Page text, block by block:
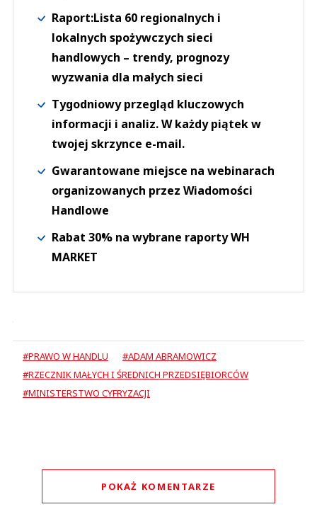
Raport:Lista 60 regionalnych i
lokalnych spożywczych sieci
handlowych – trendy, prognozy
wyzwania dla małych sieci
Tygodniowy przegląd kluczowych
informacji i analiz. W każdy piątek w
twojej skrzynce e-mail.
Gwarantowane miejsce na webinarach
organizowanych przez Wiadomości
Handlowe
Rabat 30% na wybrane raporty WH
MARKET
#PRAWO W HANDLU
#ADAM ABRAMOWICZ
#RZECZNIK MAŁYCH I ŚREDNICH PRZEDSIĘBIORCÓW
#MINISTERSTWO CYFRYZACJI
POKAŻ KOMENTARZE